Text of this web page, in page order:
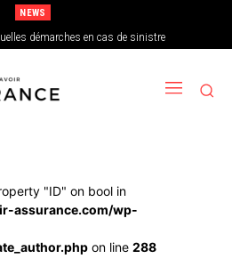
NEWS
: les garanties optionnelles utiles
"ID" on bool in
assurance.com/wp-
on line 288